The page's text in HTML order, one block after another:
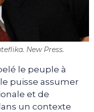
New Press.
le peuple à
puisse assumer
et de
un contexte